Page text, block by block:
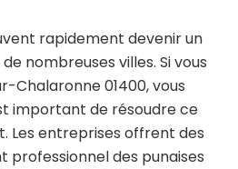
rapidement devenir un
nombreuses villes. Si vous
Chalaronne 01400, vous
important de résoudre ce
Les entreprises offrent des
professionnel des punaises